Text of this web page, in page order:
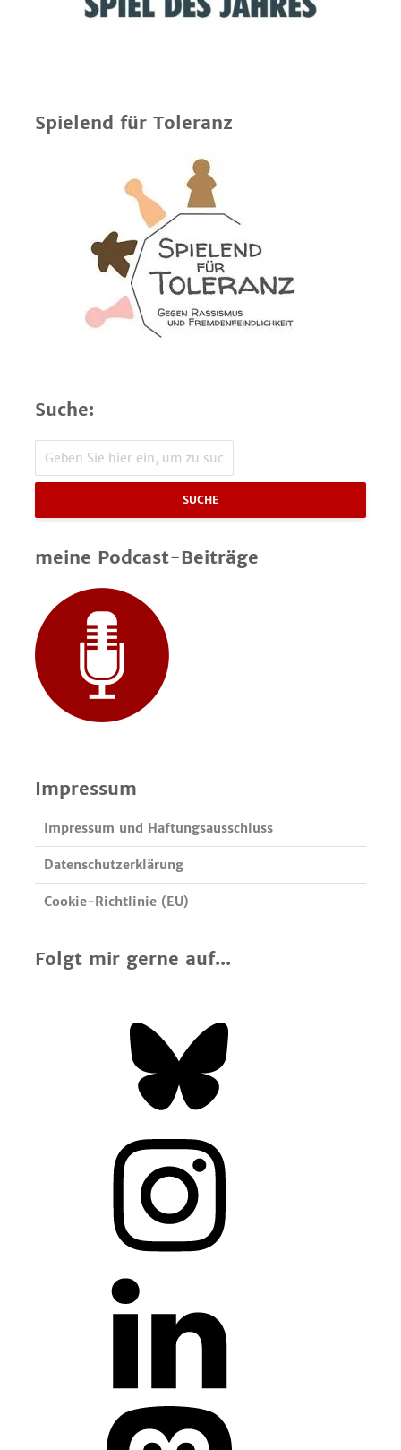
Spielend für Toleranz
Suche:
SUCHE
meine Podcast-Beiträge
Impressum
Impressum und Haftungsausschluss
Datenschutzerklärung
Cookie-Richtlinie (EU)
Folgt mir gerne auf...